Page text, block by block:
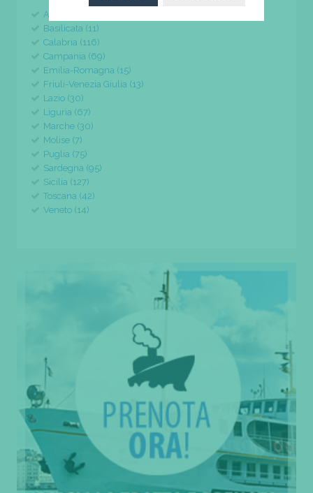
Abruzzo (24)
Basilicata (11)
Calabria (116)
Campania (69)
Emilia-Romagna (15)
Friuli-Venezia Giulia (13)
Lazio (30)
Liguria (67)
Marche (30)
Molise (7)
Puglia (75)
Sardegna (95)
Sicilia (127)
Toscana (42)
Veneto (14)